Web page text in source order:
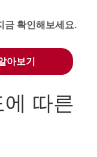
금 확인해보세요.
아보기
따른